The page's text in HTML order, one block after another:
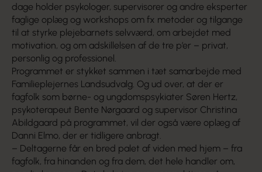
dage holder psykologer, supervisorer og andre eksperter
faglige oplæg og workshops om fx metoder og tilgange
til at styrke plejebarnets selvværd, om arbejdet med
motivation, og om adskillelsen af de tre p’er – privat,
personlig og professionel.
Programmet er stykket sammen i tæt samarbejde med
Familieplejernes Landsudvalg. Og ud over, at der er
fagfolk som børne- og ungdomspsykiater Søren Hertz,
psykoterapeut Bente Nørgaard og supervisor Christina
Abildgaard på programmet, vil der også være oplæg af
Danni Elmo, der er tidligere anbragt.
– Deltagerne får en bred palet af viden med hjem – fra
fagfolk, fra hinanden og fra dem, det hele handler om,